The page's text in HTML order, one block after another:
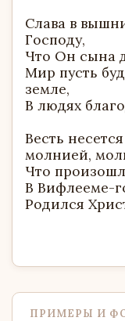
Слава в
Господу,
Что Он сына
Мир пусть
земле,
В людях
Весть
молнией,
Что
В Вифлееме-
Родился
ПРИМЕРЫ И